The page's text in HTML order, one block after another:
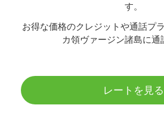
す。
お得な価格のクレジットや通話プ
カ領ヴァージン諸島に通
レートを見る